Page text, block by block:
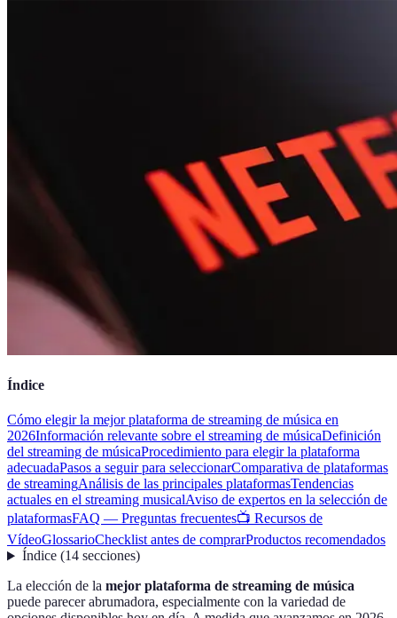
Índice
Cómo elegir la mejor plataforma de streaming de música en
2026Información relevante sobre el streaming de músicaDefinición
del streaming de músicaProcedimiento para elegir la plataforma
adecuadaPasos a seguir para seleccionarComparativa de plataformas
de streamingAnálisis de las principales plataformasTendencias
actuales en el streaming musicalAviso de expertos en la selección de
plataformasFAQ — Preguntas frecuentes📺 Recursos de
VídeoGlossarioChecklist antes de comprarProductos recomendados
Índice(14 secciones)
La elección de la mejor plataforma de streaming de música
puede parecer abrumadora, especialmente con la variedad de